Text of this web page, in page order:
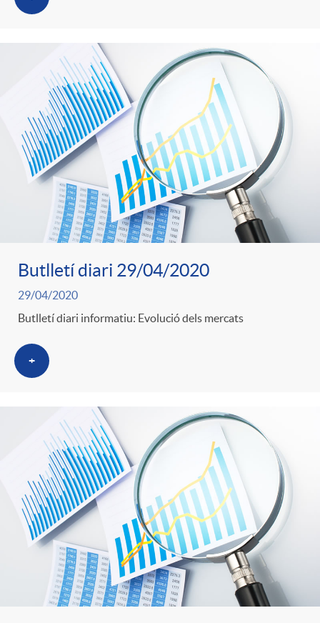
Butlletí diari 29/04/2020
29/04/2020
Butlletí diari informatiu: Evolució dels mercats
+